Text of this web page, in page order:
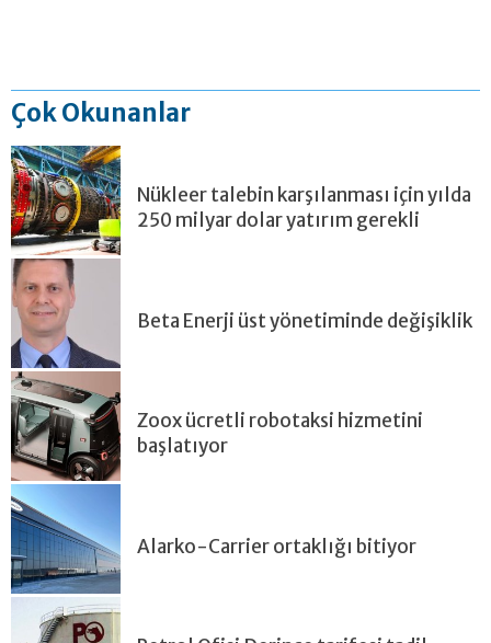
Çok Okunanlar
Nükleer talebin karşılanması için yılda
250 milyar dolar yatırım gerekli
Beta Enerji üst yönetiminde değişiklik
Zoox ücretli robotaksi hizmetini
başlatıyor
Alarko-Carrier ortaklığı bitiyor